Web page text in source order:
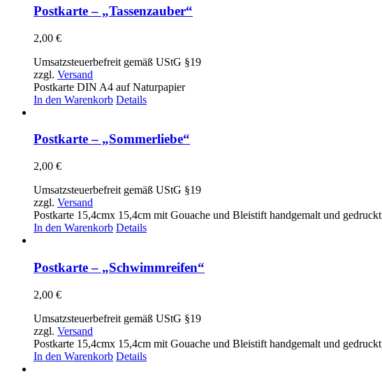
Postkarte – „Tassenzauber“
2,00 €
Umsatzsteuerbefreit gemäß UStG §19
zzgl. Versand
Postkarte DIN A4 auf Naturpapier
In den Warenkorb Details
Postkarte – „Sommerliebe“
2,00 €
Umsatzsteuerbefreit gemäß UStG §19
zzgl. Versand
Postkarte 15,4cmx 15,4cm mit Gouache und Bleistift handgemalt und gedruckt
In den Warenkorb Details
Postkarte – „Schwimmreifen“
2,00 €
Umsatzsteuerbefreit gemäß UStG §19
zzgl. Versand
Postkarte 15,4cmx 15,4cm mit Gouache und Bleistift handgemalt und gedruckt
In den Warenkorb Details